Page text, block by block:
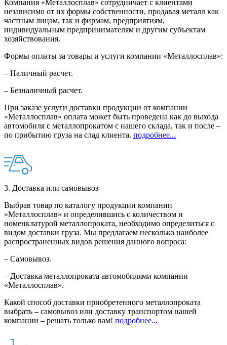
Компания «Металлосплав» сотрудничает с клиентами
независимо от их формы собственности, продавая металл как
частным лицам, так и фирмам, предприятиям,
индивидуальным предпринимателям и другим субъектам
хозяйствования.
Формы оплаты за товары и услуги компании «Металлосплав»:
– Наличный расчет.
– Безналичный расчет.
При заказе услуги доставки продукции от компании
«Металлосплав» оплата может быть проведена как до выхода
автомобиля с металлопрокатом с нашего склада, так и после –
по прибытию груза на слад клиента. подробнее...
3. Доставка или самовывоз
Выбрав товар по каталогу продукции компании
«Металлосплав» и определившись с количеством и
номенклатурой металлопроката, необходимо определиться с
видом доставки груза. Мы предлагаем несколько наиболее
распространенных видов решения данного вопроса:
– Самовывоз.
– Доставка металлопроката автомобилями компании
«Металлосплав».
Какой способ доставки приобретенного металлопроката
выбрать – самовывоз или доставку транспортом нашей
компании – решать только вам! подробнее...